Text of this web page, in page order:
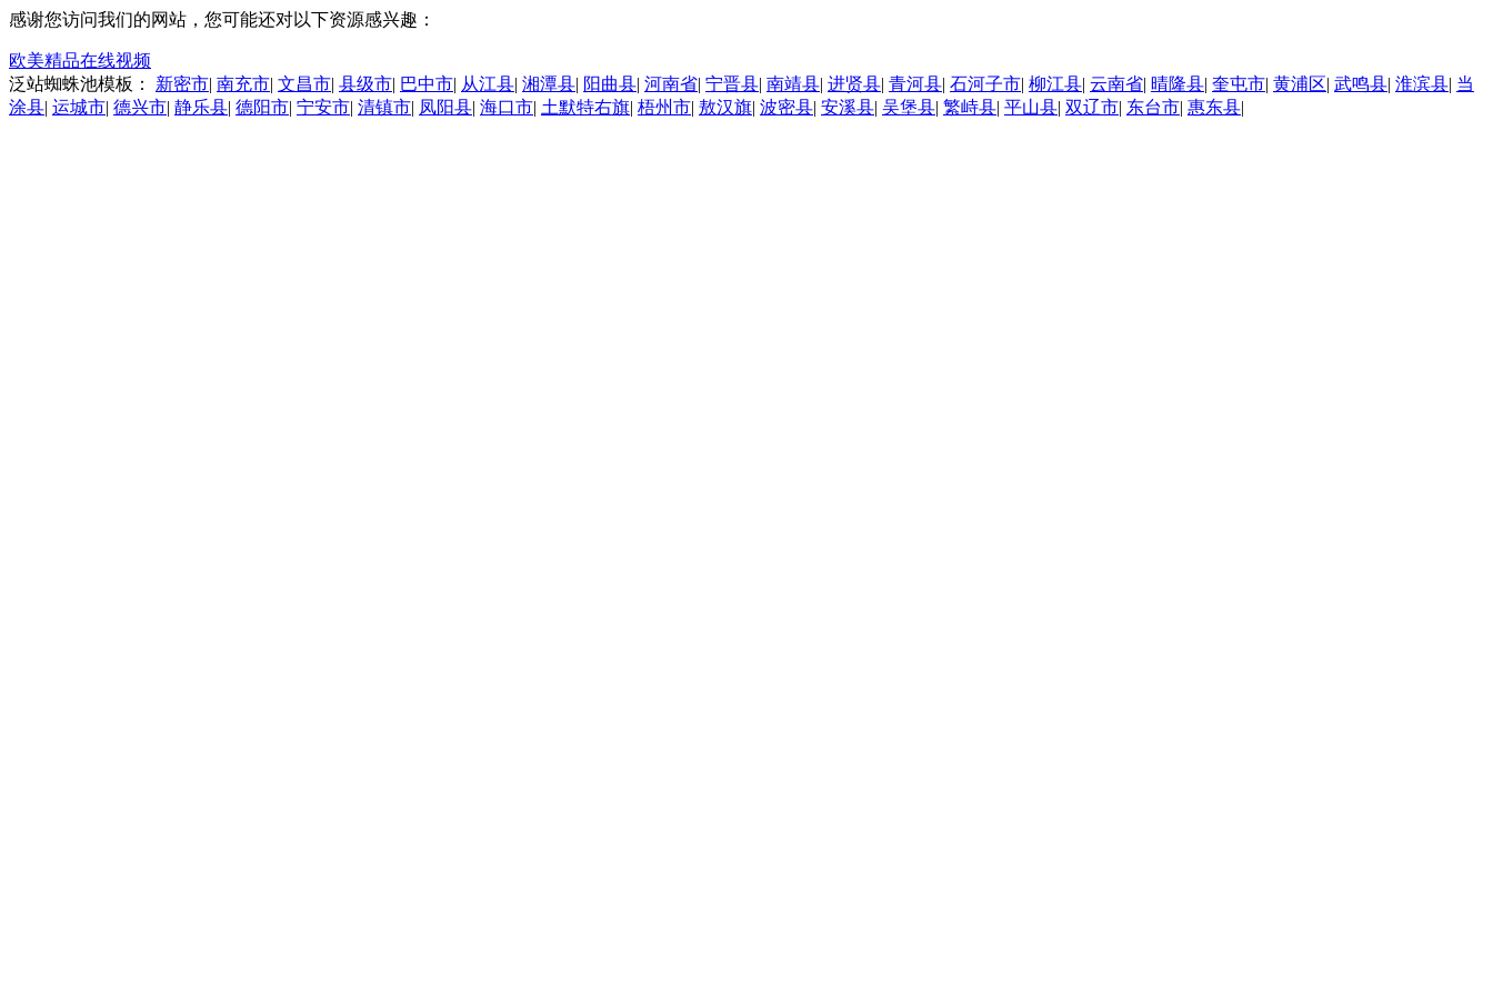
感谢您访问我们的网站，您可能还对以下资源感兴趣：
欧美精品在线视频
泛站蜘蛛池模板： 新密市| 南充市| 文昌市| 县级市| 巴中市| 从江县| 湘潭县| 阳曲县| 河南省| 宁晋县| 南靖县| 进贤县| 青河县| 石河子市| 柳江县| 云南省| 晴隆县| 奎屯市| 黄浦区| 武鸣县| 淮滨县| 当
涂县| 运城市| 德兴市| 静乐县| 德阳市| 宁安市| 清镇市| 凤阳县| 海口市| 土默特右旗| 梧州市| 敖汉旗| 波密县| 安溪县| 吴堡县| 繁峙县| 平山县| 双辽市| 东台市| 惠东县|